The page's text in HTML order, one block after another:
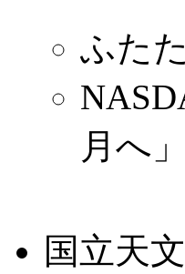
ふた
月へ
国立天